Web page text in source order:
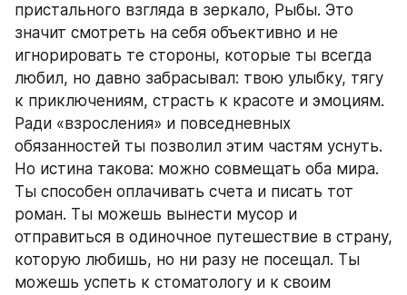
пристального взгляда в зеркало, Рыбы. Это
значит смотреть на себя объективно и не
игнорировать те стороны, которые ты всегда
любил, но давно забрасывал: твою улыбку, тягу
к приключениям, страсть к красоте и эмоциям.
Ради «взросления» и повседневных
обязанностей ты позволил этим частям уснуть.
Но истина такова: можно совмещать оба мира.
Ты способен оплачивать счета и писать тот
роман. Ты можешь вынести мусор и
отправиться в одиночное путешествие в страну,
которую любишь, но ни разу не посещал. Ты
можешь успеть к стоматологу и к своим